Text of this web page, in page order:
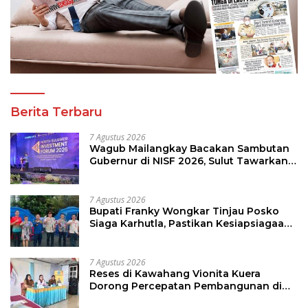
Berita Terbaru
7 Agustus 2026
Wagub Mailangkay Bacakan Sambutan
Gubernur di NISF 2026, Sulut Tawarkan
7 Agustus 2026
Bupati Franky Wongkar Tinjau Posko
Siaga Karhutla, Pastikan Kesiapsiagaan
7 Agustus 2026
Reses di Kawahang Vionita Kuera
Dorong Percepatan Pembangunan di